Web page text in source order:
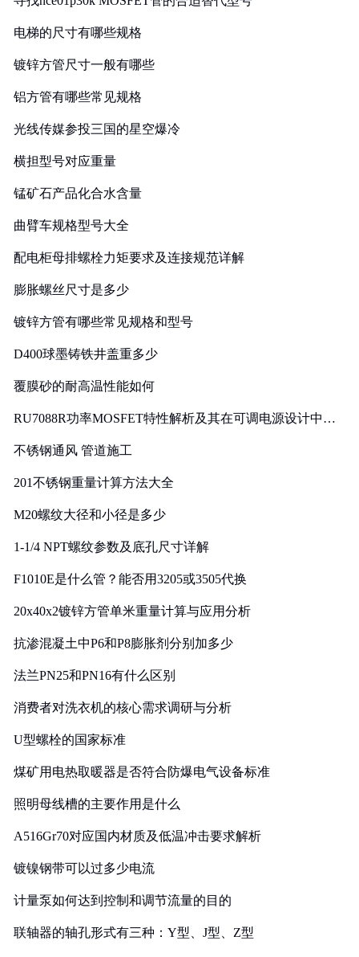
电梯的尺寸有哪些规格
镀锌方管尺寸一般有哪些
铝方管有哪些常见规格
光线传媒参投三国的星空爆冷
横担型号对应重量
锰矿石产品化合水含量
曲臂车规格型号大全
配电柜母排螺栓力矩要求及连接规范详解
膨胀螺丝尺寸是多少
镀锌方管有哪些常见规格和型号
D400球墨铸铁井盖重多少
覆膜砂的耐高温性能如何
RU7088R功率MOSFET特性解析及其在可调电源设计中的
不锈钢通风 管道施工
201不锈钢重量计算方法大全
M20螺纹大径和小径是多少
1-1/4 NPT螺纹参数及底孔尺寸详解
F1010E是什么管？能否用3205或3505代换
20x40x2镀锌方管单米重量计算与应用分析
抗渗混凝土中P6和P8膨胀剂分别加多少
法兰PN25和PN16有什么区别
消费者对洗衣机的核心需求调研与分析
U型螺栓的国家标准
煤矿用电热取暖器是否符合防爆电气设备标准
照明母线槽的主要作用是什么
A516Gr70对应国内材质及低温冲击要求解析
镀镍钢带可以过多少电流
计量泵如何达到控制和调节流量的目的
联轴器的轴孔形式有三种：Y型、J型、Z型